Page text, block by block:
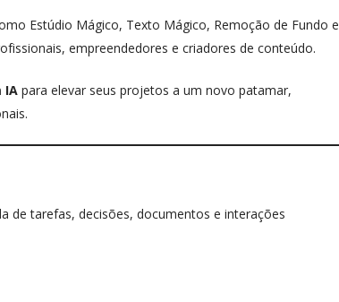
Estúdio Mágico, Texto Mágico, Remoção de Fundo e
empreendedores e criadores de conteúdo.
IA para elevar seus projetos a um novo patamar,
de tarefas, decisões, documentos e interações